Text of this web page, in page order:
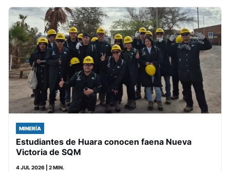
MINERÍA
Estudiantes de Huara conocen faena Nueva
Victoria de SQM
4 JUL 2026 | 2 MIN.